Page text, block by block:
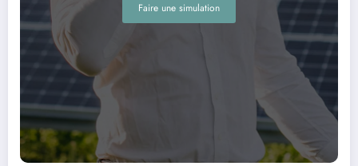
Faire une simulation